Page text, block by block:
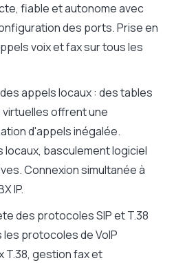
fiable et autonome avec
des ports. Prise en
voix et fax sur tous les
appels locaux : des tables
offrent une
d'appels inégalée.
basculement logiciel
Connexion simultanée à
IP.
des protocoles SIP et T.38
protocoles de VoIP
T.38, gestion fax et